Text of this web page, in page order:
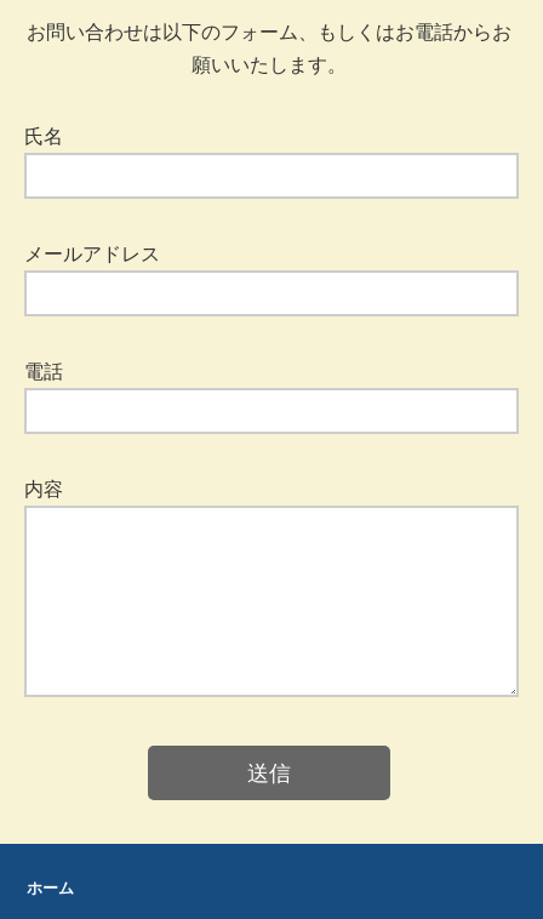
お問い合わせは以下のフォーム、もしくはお電話からお
願いいたします。
氏名
メールアドレス
電話
内容
ホーム